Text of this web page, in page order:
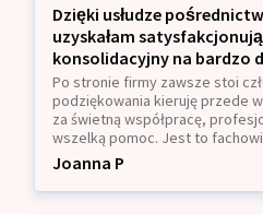
Dzięki usłudze
uzyskałam
konsolidacyjny na bardzo
Po stronie firmy zawsze stoi
podziękowania kieruję przede
za świetną współpracę,
wszelką pomoc. Jest to
Joanna P